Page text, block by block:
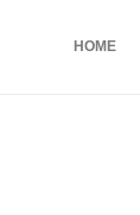
HOME